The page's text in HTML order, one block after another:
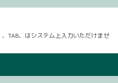
TAB、はシステム上入力いただけませ